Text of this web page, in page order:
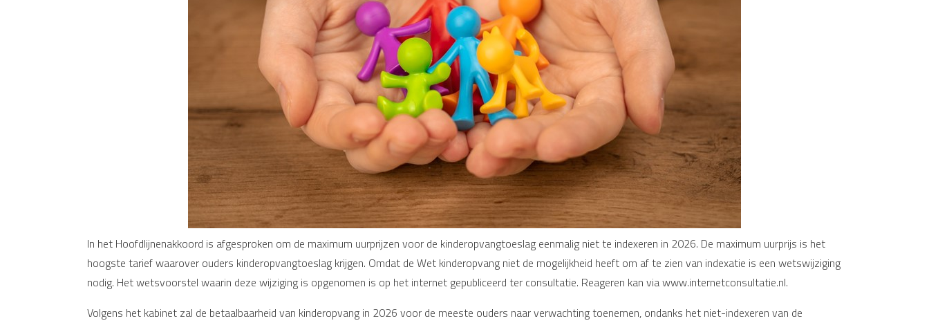
In het Hoofdlijnenakkoord is afgesproken om de maximum uurprijzen voor de kinderopvangtoeslag eenmalig niet te indexeren in 2026. De maximum uurprijs is het
hoogste tarief waarover ouders kinderopvangtoeslag krijgen. Omdat de Wet kinderopvang niet de mogelijkheid heeft om af te zien van indexatie is een wetswijziging
nodig. Het wetsvoorstel waarin deze wijziging is opgenomen is op het internet gepubliceerd ter consultatie. Reageren kan via www.internetconsultatie.nl.
Volgens het kabinet zal de betaalbaarheid van kinderopvang in 2026 voor de meeste ouders naar verwachting toenemen, ondanks het niet-indexeren van de